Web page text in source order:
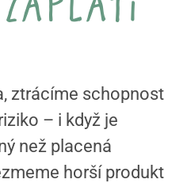
zaplatí
ztrácíme schopnost
– i když je
než placená
horší produkt